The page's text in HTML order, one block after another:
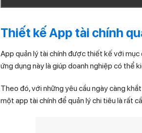
Thiết kế App tài chính
App quản lý tài chính được thiết kế với mục
ứng dụng này là giúp doanh nghiệp có thể
Theo đó, với những yêu cầu ngày càng
một app tài chính để quản lý chi tiêu là rất